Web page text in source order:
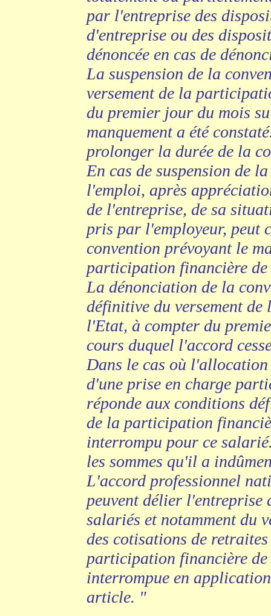
par l'entreprise des
d'entreprise ou des
dénoncée en cas de
La suspension de la
versement de la
du premier jour du mois
manquement a été
prolonger la durée de la
En cas de suspension de
l'emploi, après
de l'entreprise, de sa
pris par l'employeur, peut
convention prévoyant le
participation financière
La dénonciation de la
définitive du versement
l'Etat, à compter du
cours duquel l'accord
Dans le cas où
d'une prise en charge
réponde aux conditions
de la participation
interrompu pour ce
les sommes qu'il a
L'accord professionnel
peuvent délier l'entreprise
salariés et notamment du
des cotisations de
participation financière de
interrompue en
article. "